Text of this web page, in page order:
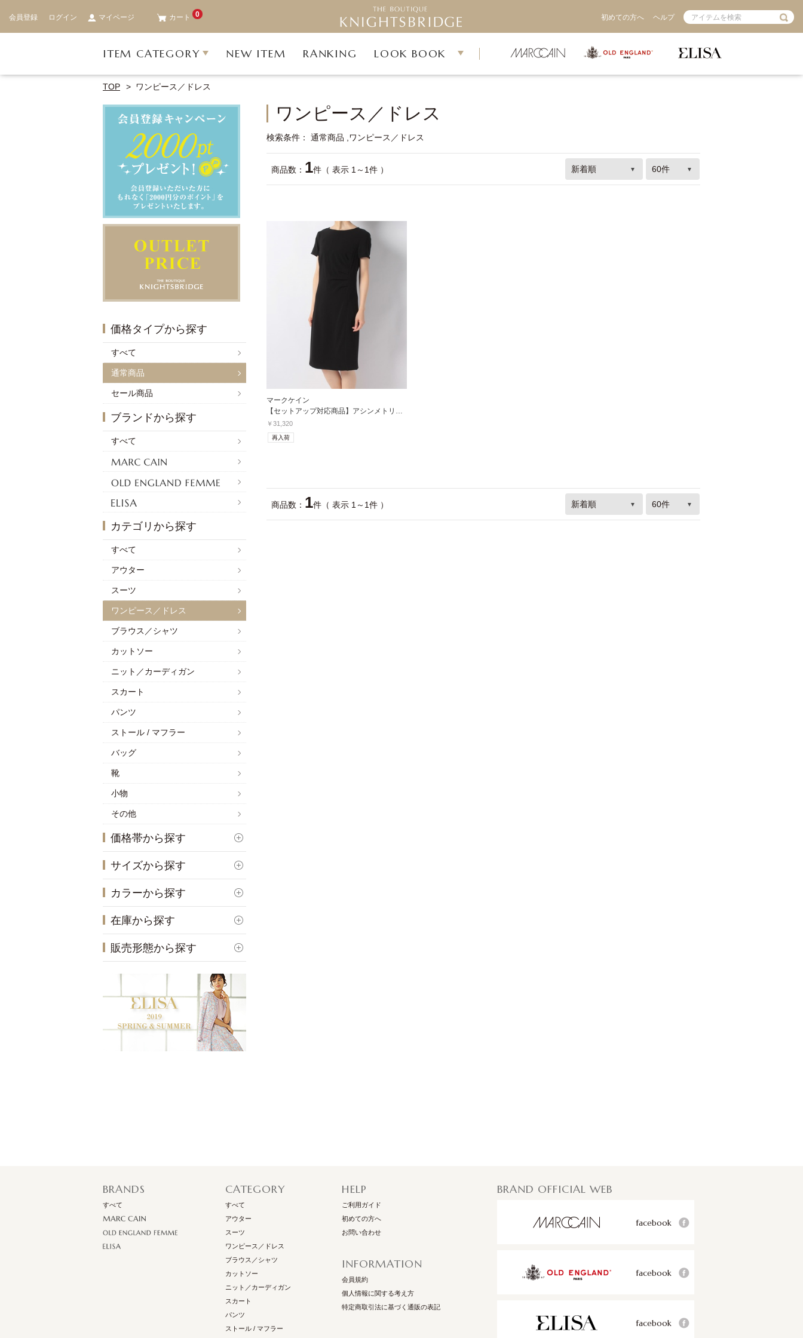
会員登録 ログイン マイページ カート 0 初めての方へ ヘルプ
ITEM CATEGORY NEW ITEM RANKING LOOK BOOK
TOP ワンピース／ドレス
ワンピース／ドレス
検索条件 通常商品 ワンピース／ドレス
商品数： 1件（ 表示 1～1件 ）
マークケイン
【セットアップ対応商品】アシンメトリーギャザーワンピース
￥31,320
再入荷
商品数： 1件（ 表示 1～1件 ）
価格タイプから探す
すべて
通常商品
セール商品
ブランドから探す
すべて
カテゴリから探す
すべて
アウター
スーツ
ワンピース／ドレス
ブラウス／シャツ
カットソー
ニット／カーディガン
スカート
パンツ
ストール / マフラー
バッグ
靴
小物
その他
価格帯から探す
サイズから探す
カラーから探す
在庫から探す
販売形態から探す
BRANDS
すべて
CATEGORY
すべて
アウター
スーツ
ワンピース／ドレス
ブラウス／シャツ
カットソー
ニット／カーディガン
スカート
パンツ
ストール / マフラー
HELP
ご利用ガイド
初めての方へ
お問い合わせ
INFORMATION
会員規約
個人情報に関する考え方
特定商取引法に基づく通販の表記
BRAND OFFICIAL WEB
facebook
facebook
facebook